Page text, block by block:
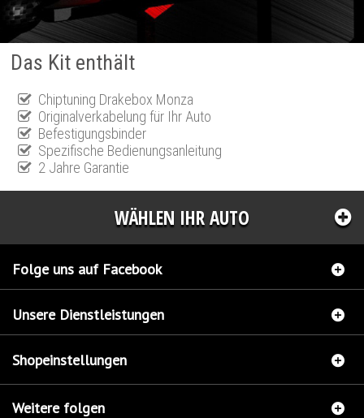
Das Kit enthält
Chiptuning Drakebox Monza
Originalverkabelung für Ihr Auto
Befestigungsbinder
Spezifische Bedienungsanleitung
2 Jahre Garantie
WÄHLEN IHR AUTO
Folge uns auf Facebook
Unsere Dienstleistungen
Shopeinstellungen
Weitere folgen